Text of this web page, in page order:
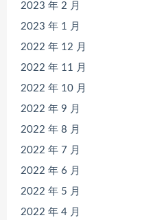
2023 年 2 月
2023 年 1 月
2022 年 12 月
2022 年 11 月
2022 年 10 月
2022 年 9 月
2022 年 8 月
2022 年 7 月
2022 年 6 月
2022 年 5 月
2022 年 4 月